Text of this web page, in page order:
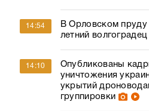
14:54
В Орловском пруду
летний волгоградец
14:10
Опубликованы
уничтожения
укрытий
группировки